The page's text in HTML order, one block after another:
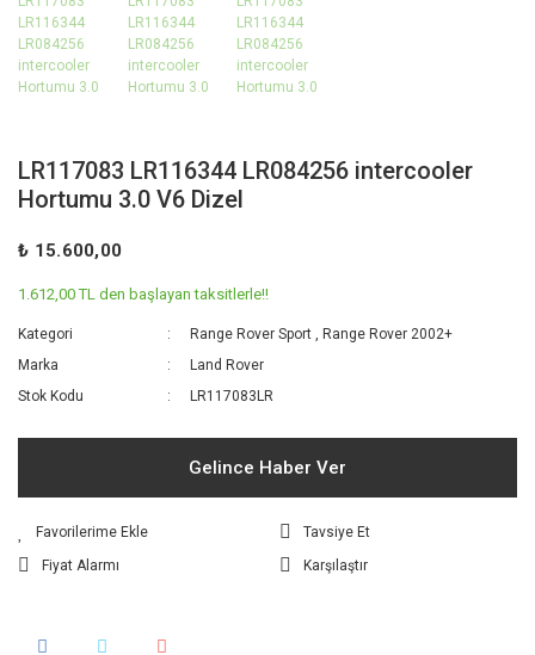
LR117083 LR116344 LR084256 intercooler
Hortumu 3.0 V6 Dizel
₺ 15.600,00
1.612,00 TL den başlayan taksitlerle!!
Kategori Range Rover Sport ,Range Rover 2002+
Marka
Land Rover
Stok Kodu
LR117083LR
Gelince Haber Ver
Tavsiye Et
Fiyat Alarmı
Karşılaştır